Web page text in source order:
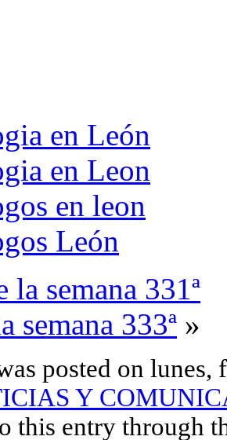
en León
en Leon
en leon
León
la semana 331ª
semana 333ª »
posted on
Y
this entry through